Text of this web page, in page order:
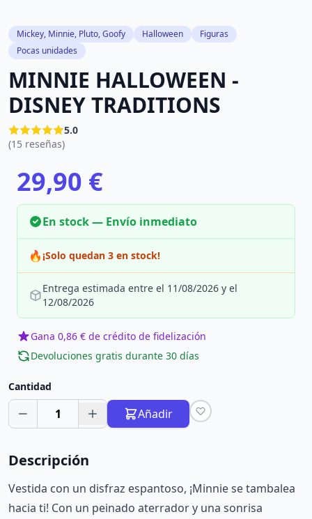
Mickey, Minnie, Pluto, Goofy Halloween
Figuras
Pocas unidades
MINNIE HALLOWEEN -
DISNEY TRADITIONS
5.0
(15 reseñas)
29,90 €
En stock — Envío inmediato
🔥¡Solo quedan 3 en stock!
Entrega estimada entre el 11/08/2026 y el
12/08/2026
Gana 0,86 € de crédito de fidelización
Devoluciones gratis durante 30 días
Cantidad
1 Añadir
Descripción
Vestida con un disfraz espantoso, ¡Minnie se tambalea
hacia ti! Con un peinado aterrador y una sonrisa